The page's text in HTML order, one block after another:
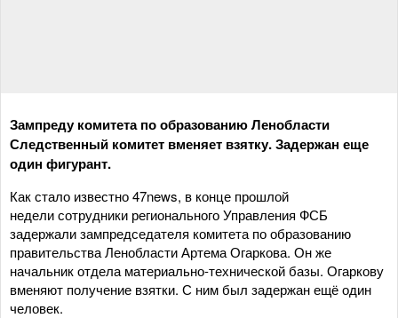
Зампреду комитета по образованию Ленобласти
Следственный комитет вменяет взятку. Задержан еще
один фигурант.
Как стало известно 47news, в конце прошлой
недели сотрудники регионального Управления ФСБ
задержали зампредседателя комитета по образованию
правительства Ленобласти Артема Огаркова. Он же
начальник отдела материально-технической базы. Огаркову
вменяют получение взятки. С ним был задержан ещё один
человек.